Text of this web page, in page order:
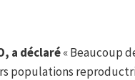
a déclaré« Beaucoup
populations